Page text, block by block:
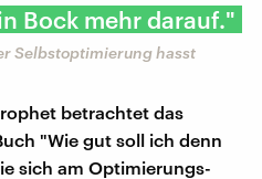
Bock mehr darauf."
Selbstoptimierung hasst
betrachtet das
"Wie gut soll ich denn
sich am Optimierungs-